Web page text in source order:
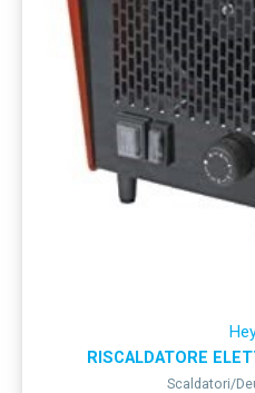
RISCALDATORE
Scaldatori/